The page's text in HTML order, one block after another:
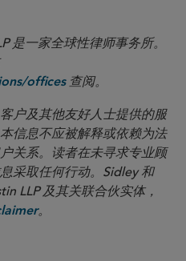
是一家全球性律师事务所。
offices查阅。
户及其他友好人士提供的服
信息不应被解释或依赖为法
关系。读者在未寻求专业顾
采取任何行动。Sidley 和
LLP 及其关联合伙实体，
。